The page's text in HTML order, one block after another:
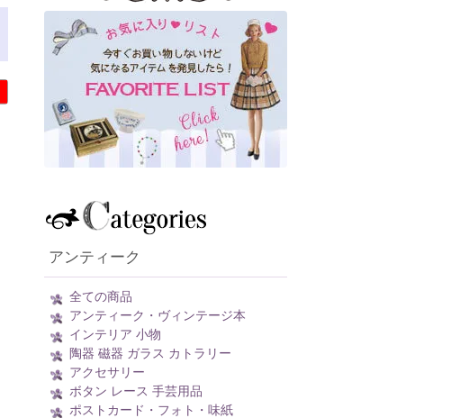
アンティーク
全ての商品
アンティーク・ヴィンテージ本
インテリア 小物
陶器 磁器 ガラス カトラリー
アクセサリー
ボタン レース 手芸用品
ポストカード・フォト・味紙